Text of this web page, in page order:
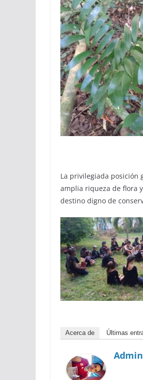
La privilegiada posición
amplia riqueza de flora
destino digno de
Acerca de Últimas